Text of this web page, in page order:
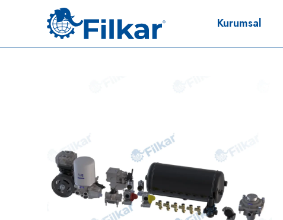
Kurumsal